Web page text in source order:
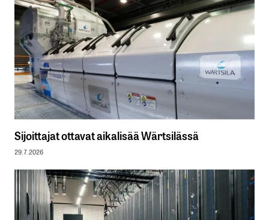
Sijoittajat ottavat aikalisää Wärtsilässä
29.7.2026